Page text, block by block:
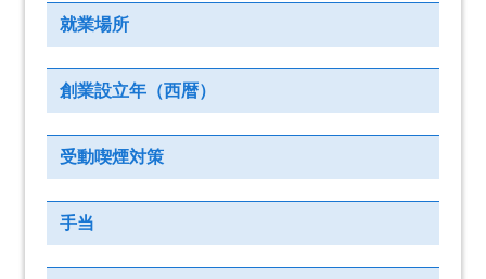
就業場所
創業設立年（西暦）
受動喫煙対策
手当